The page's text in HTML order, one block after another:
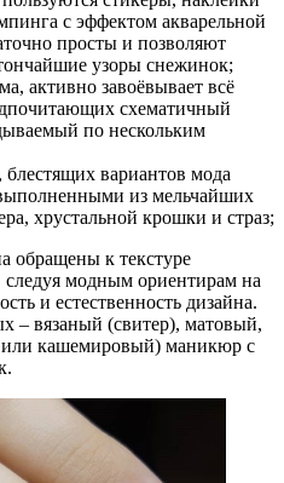
с эффектом акварельной
просты и позволяют
узоры снежинок;
активно завоёвывает всё
схематичный
по нескольким
вариантов мода
из мельчайших
хрустальной крошки и страз;
обращены к текстуре
модным ориентирам на
и естественность дизайна.
– вязаный (свитер), матовый,
кашемировый) маникюр с